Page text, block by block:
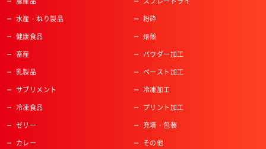
水産・ねり製品
健康食品
畜産
乳製品
サプリメント
冷凍食品
ゼリー
カレー
粉砕
焙煎
パウダー加工
ペースト加工
冷凍加工
プリント加工
充填・包装
その他